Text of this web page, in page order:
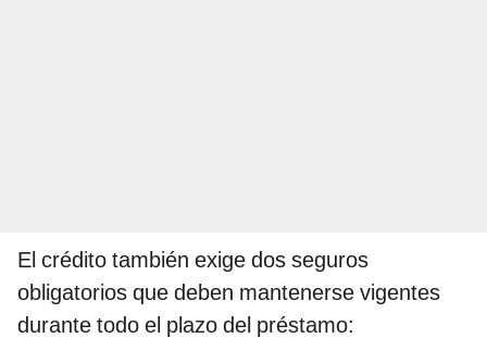
El crédito también exige dos seguros
obligatorios que deben mantenerse vigentes
durante todo el plazo del préstamo: